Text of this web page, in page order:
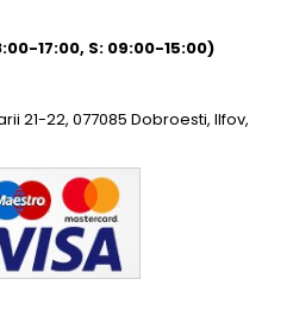
17:00, S: 09:00-15:00)
21-22, 077085 Dobroesti, Ilfov,